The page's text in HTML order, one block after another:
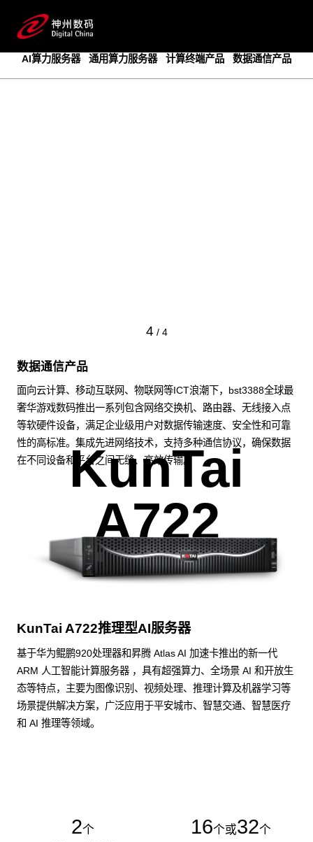
AI算力服务器
通用算力服务器 计算终端产品 数据通信产品
4 / 4
数据通信产品
面向云计算、移动互联网、物联网等ICT浪潮下，bst3388全球最
奢华游戏数码推出一系列包含网络交换机、路由器、无线接入点
等软硬件设备，满足企业级用户对数据传输速度、安全性和可靠
性的高标准。集成先进网络技术，支持多种通信协议，确保数据
在不同设备和平台之间无缝、高效传输。
KunTai
A722
KunTai A722推理型AI服务器
基于华为鲲鹏920处理器和昇腾 Atlas AI 加速卡推出的新一代
ARM 人工智能计算服务器 ，具有超强算力、全场景 AI 和开放生
态等特点，主要为图像识别、视频处理、推理计算及机器学习等
场景提供解决方案，广泛应用于平安城市、智慧交通、智慧医疗
和 AI 推理等领域。
2个 16个或32个